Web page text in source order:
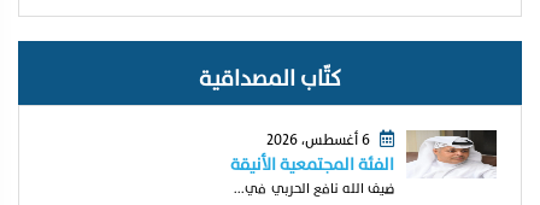
كتّاب المصداقية
6 أغسطس، 2026
الفئة المجتمعية الأنيقة
ضيف الله نافع الحربي في...